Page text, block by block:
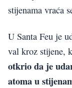
stijenama vraća
U Santa Feu je
val kroz stijene,
otkrio da je
atoma u